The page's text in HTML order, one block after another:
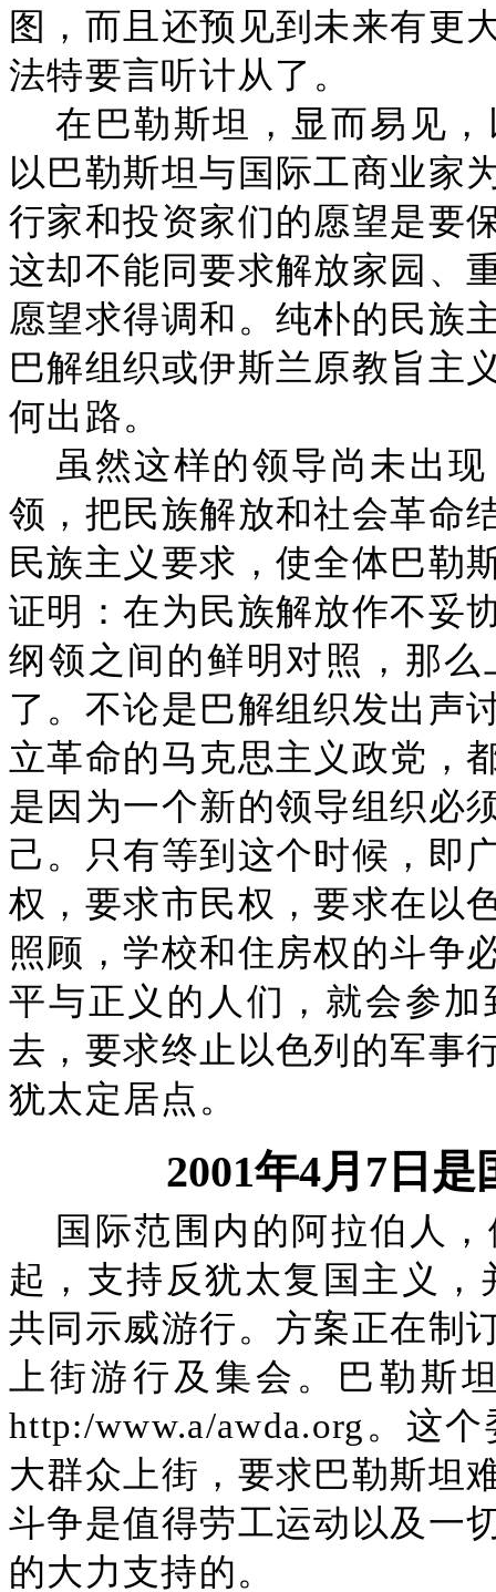
图，而且还预见到未来有更
法特要言听计从了。
在巴勒斯坦，显而易见
以巴勒斯坦与国际工商业家
行家和投资家们的愿望是要
这却不能同要求解放家园、
愿望求得调和。纯朴的民族
巴解组织或伊斯兰原教旨主
何出路。
虽然这样的领导尚未出
领，把民族解放和社会革命
民族主义要求，使全体巴勒
证明：在为民族解放作不妥
纲领之间的鲜明对照，那
了。不论是巴解组织发出声
立革命的马克思主义政党，
是因为一个新的领导组织必
己。只有等到这个时候，即
权，要求市民权，要求在以
照顾，学校和住房权的斗争
平与正义的人们，就会参
去，要求终止以色列的军事
犹太定居点。
2001年4月7日
国际范围内的阿拉伯人
起，支持反犹太复国主义
共同示威游行。方案正在制
上街游行及集会。巴勒斯
http:/www.a/awda.org。这
大群众上街，要求巴勒斯坦
斗争是值得劳工运动以及一
的大力支持的。